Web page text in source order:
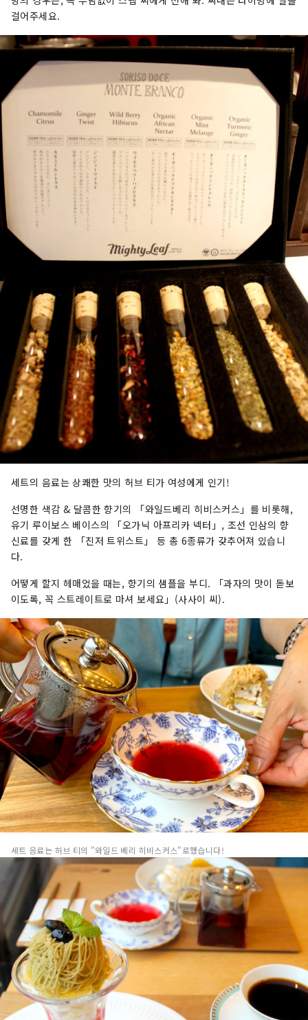
걸어주세요.
세트의 음료는 상쾌한 맛의 허브 티가 여성에게 인기!
선명한 색감 & 달콤한 향기의 「와일드베리 히비스커스」를 비롯해,
유기 루이보스 베이스의 「오가닉 아프리카 넥터」, 조선 인삼의 향
신료를 갖게 한 「진저 트위스트」 등 총 6종류가 갖추어져 있습니
다.
어떻게 할지 헤매었을 때는, 향기의 샘플을 부디. 「과자의 맛이 돋보
이도록, 꼭 스트레이트로 마셔 보세요」(사사이 씨).
세트 음료는 허브 티의 "와일드 베리 히비스커스"로했습니다!